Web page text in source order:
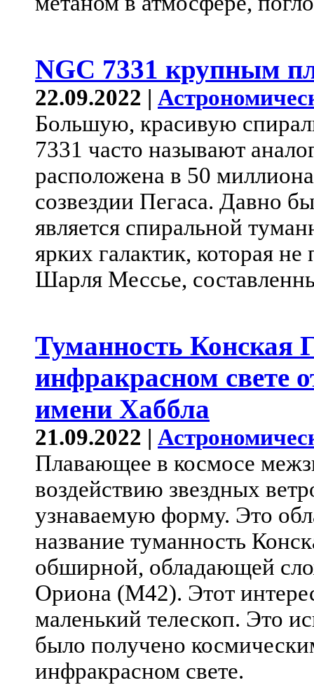
NGC 7331 крупным
22.09.2022 |
Большую, красивую
7331 часто называют
расположена в 50
созвездии Пегаса. Давно
является спиральной
ярких галактик, которая
Шарля Мессье,
Туманность Конская
инфракрасном свете
имени Хаббла
21.09.2022 |
Плавающее в космосе
воздействию звездных
узнаваемую форму. Это
название туманность
обширной, обладающей
Ориона (M42). Этот
маленький телескоп. Это
было получено
инфракрасном свете.